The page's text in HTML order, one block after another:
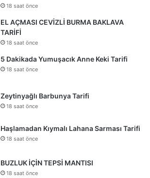
18 saat önce
EL AÇMASI CEVİZLİ BURMA BAKLAVA
TARİFİ
18 saat önce
5 Dakikada Yumuşacık Anne Keki Tarifi
18 saat önce
Zeytinyağlı Barbunya Tarifi
18 saat önce
Haşlamadan Kıymalı Lahana Sarması Tarifi
18 saat önce
BUZLUK İÇİN TEPSİ MANTISI
18 saat önce